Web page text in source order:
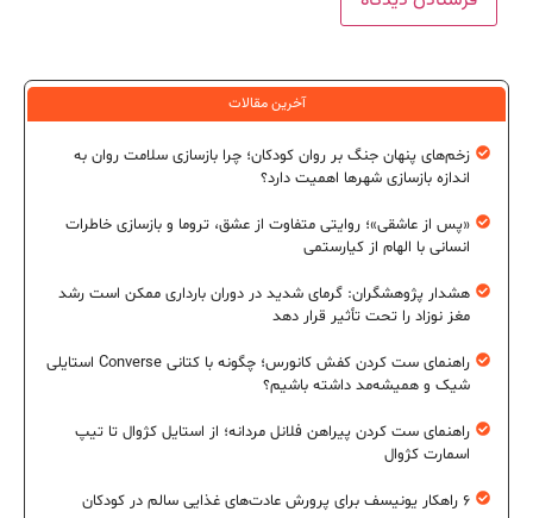
آخرین مقالات
زخم‌های پنهان جنگ بر روان کودکان؛ چرا بازسازی سلامت روان به
اندازه بازسازی شهرها اهمیت دارد؟
«پس از عاشقی»؛ روایتی متفاوت از عشق، تروما و بازسازی خاطرات
انسانی با الهام از کیارستمی
هشدار پژوهشگران: گرمای شدید در دوران بارداری ممکن است رشد
مغز نوزاد را تحت تأثیر قرار دهد
راهنمای ست کردن کفش کانورس؛ چگونه با کتانی Converse استایلی
شیک و همیشه‌مد داشته باشیم؟
راهنمای ست کردن پیراهن فلانل مردانه؛ از استایل کژوال تا تیپ
اسمارت کژوال
۶ راهکار یونیسف برای پرورش عادت‌های غذایی سالم در کودکان